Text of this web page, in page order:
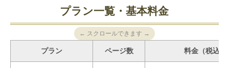
プラン一覧・基本料金
← スクロールできます →
プラン ページ数 料金（税込）